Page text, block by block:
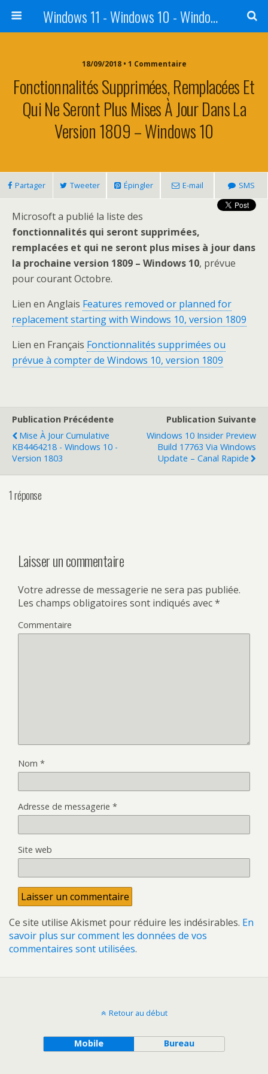
Windows 11 - Windows 10 - Windows 8 - Windows 7 - VISTA
18/09/2018 • 1 Commentaire
Fonctionnalités Supprimées, Remplacées Et
Qui Ne Seront Plus Mises À Jour Dans La
Version 1809 – Windows 10
Partager Tweeter Épingler E-mail SMS
Microsoft a publié la liste des
fonctionnalités qui seront supprimées,
remplacées et qui ne seront plus mises à jour dans
la prochaine version 1809 – Windows 10, prévue
pour courant Octobre.
Lien en Anglais Features removed or planned for
replacement starting with Windows 10, version 1809
Lien en Français Fonctionnalités supprimées ou
prévue à compter de Windows 10, version 1809
Publication Précédente
Mise À Jour Cumulative
KB4464218 - Windows 10 -
Version 1803
Publication Suivante
Windows 10 Insider Preview
Build 17763 Via Windows
Update – Canal Rapide
1 réponse
Laisser un commentaire
Votre adresse de messagerie ne sera pas publiée.
Les champs obligatoires sont indiqués avec*
Commentaire
Nom *
Adresse de messagerie *
Site web
Ce site utilise Akismet pour réduire les indésirables. En
savoir plus sur comment les données de vos
commentaires sont utilisées.
Retour au début
Mobile Bureau